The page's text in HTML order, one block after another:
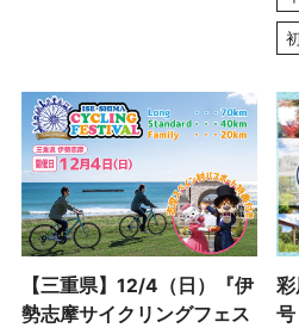
【三重県】12/4（日）『伊
勢志摩サイクリングフェス